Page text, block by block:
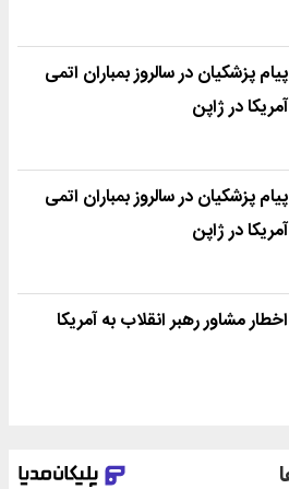
پیام پزشکیان در سالروز بمباران اتمی
آمریکا در ژاپن
پیام پزشکیان در سالروز بمباران اتمی
آمریکا در ژاپن
اخطار مشاور رهبر انقلاب به آمریکا